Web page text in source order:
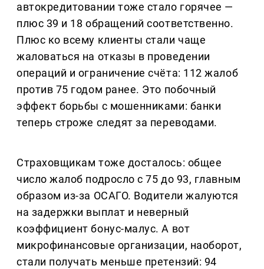
автокредитовании тоже стало горячее —
плюс 39 и 18 обращений соответственно.
Плюс ко всему клиенты стали чаще
жаловаться на отказы в проведении
операций и ограничение счёта: 112 жалоб
против 75 годом ранее. Это побочный
эффект борьбы с мошенниками: банки
теперь строже следят за переводами.
Страховщикам тоже досталось: общее
число жалоб подросло с 75 до 93, главным
образом из-за ОСАГО. Водители жалуются
на задержки выплат и неверный
коэффициент бонус-малус. А вот
микрофинансовые организации, наоборот,
стали получать меньше претензий: 94